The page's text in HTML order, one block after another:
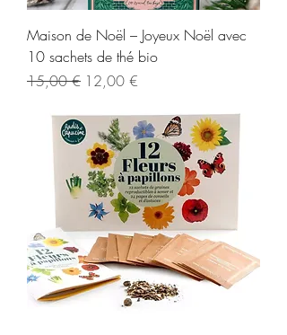
Maison de Noël – Joyeux Noël avec
10 sachets de thé bio
Prix original
15,00 € Prix promotionnel
12,00 €